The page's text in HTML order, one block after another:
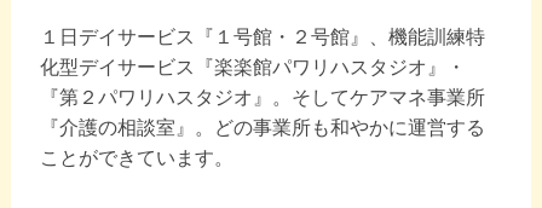
１日デイサービス『１号館・２号館』、機能訓練特
化型デイサービス『楽楽館パワリハスタジオ』・
『第２パワリハスタジオ』。そしてケアマネ事業所
『介護の相談室』。どの事業所も和やかに運営する
ことができています。